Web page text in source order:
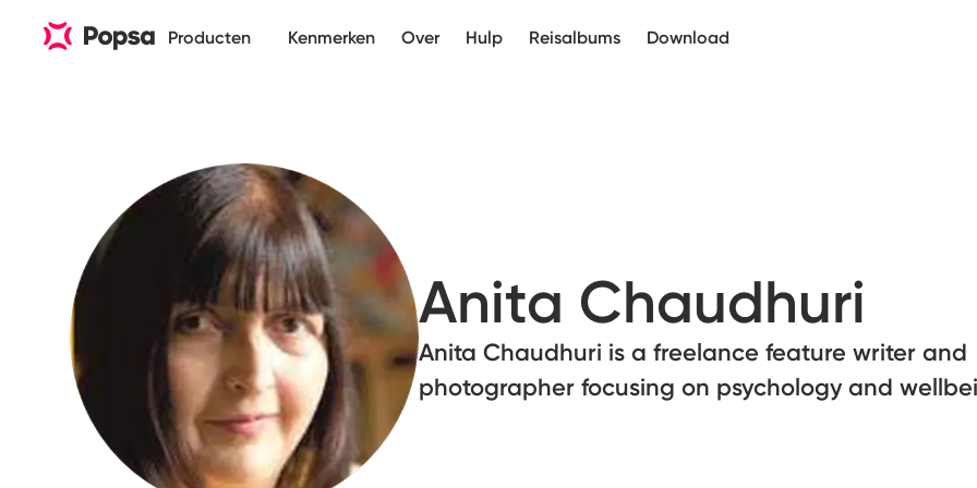
Producten Kenmerken Over Hulp Reisalbums Download
Anita Chaudhuri
Anita Chaudhuri is a freelance feature writer and
photographer focusing on psychology and